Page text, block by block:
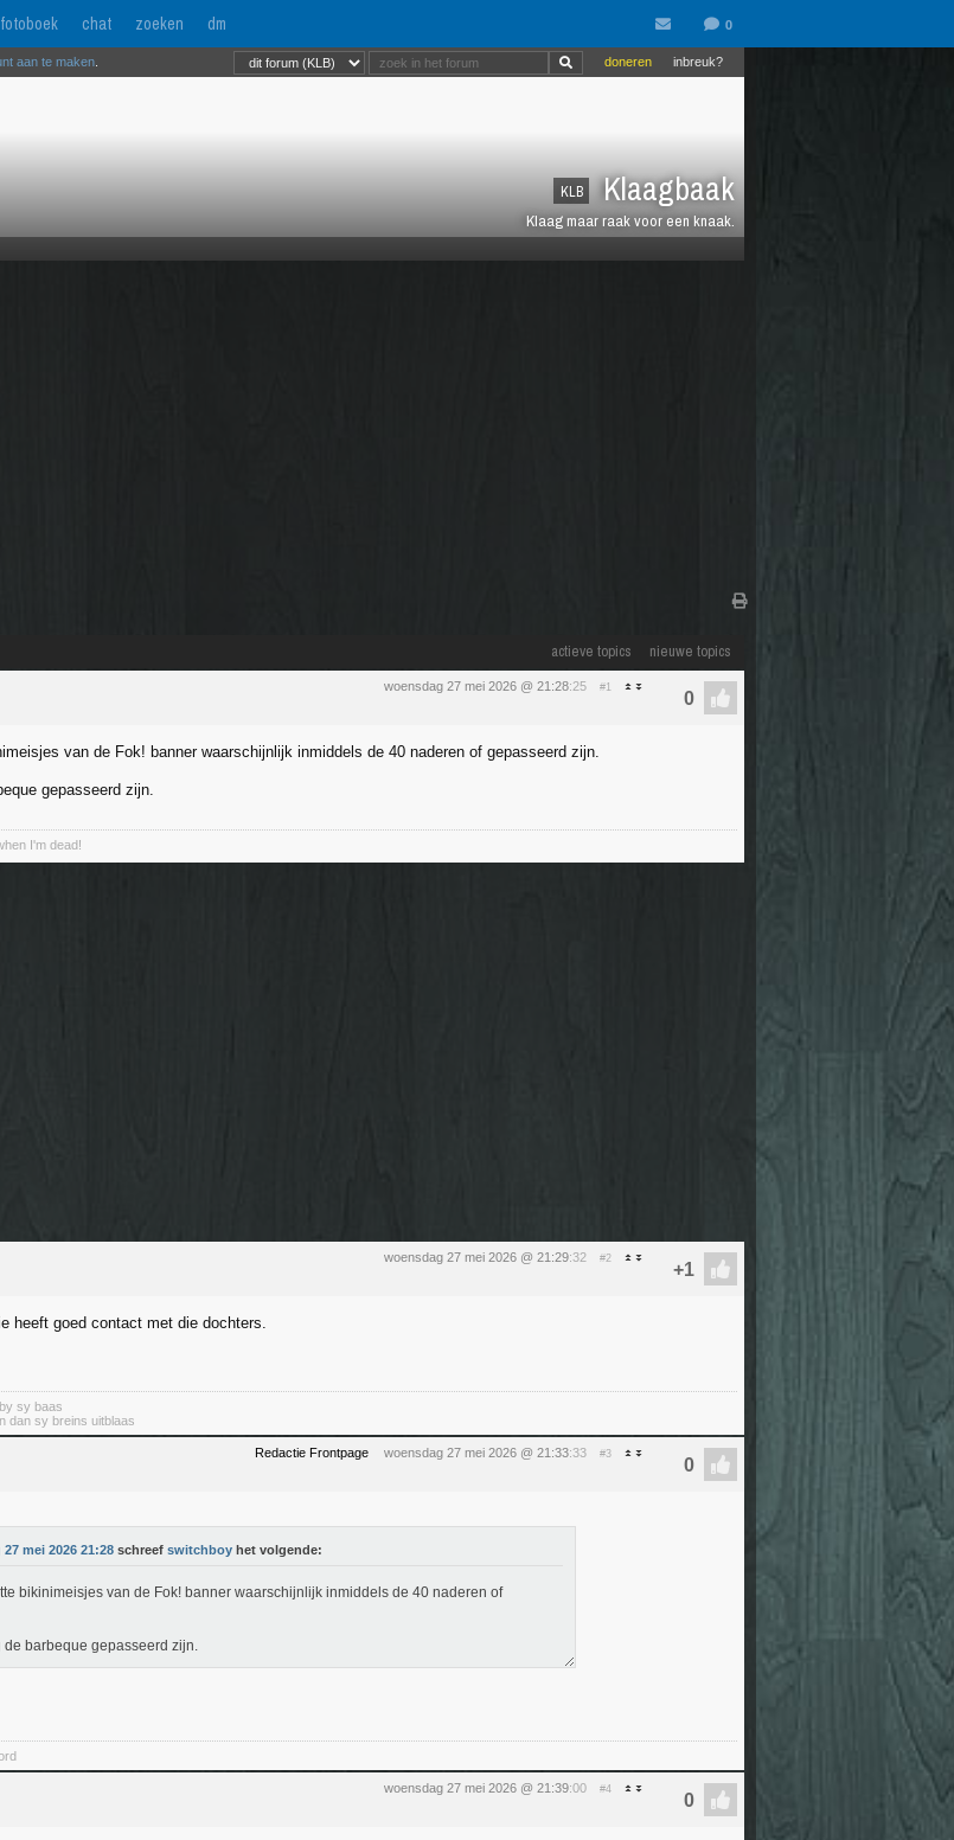
fotoboek chat zoeken dm
KLB Klaagbaak
Klaag maar raak voor een knaak.
inbreuk?
doneren
aan te maken
actieve topics nieuwe topics
woensdag 27 mei 2026 @ 21:28:25 #1
van de Fok! banner waarschijnlijk inmiddels de 40 naderen of gepasseerd zijn.
gepasseerd zijn.
I'm dead!
woensdag 27 mei 2026 @ 21:29:32 #2
heeft goed contact met die dochters.
sy baas
dan sy breins uitblaas
Redactie Frontpage woensdag 27 mei 2026 @ 21:33:33 #3
mei 2026 21:28 schreef switchboy het volgende:
bikinimeisjes van de Fok! banner waarschijnlijk inmiddels de 40 naderen of
de barbeque gepasseerd zijn.
woensdag 27 mei 2026 @ 21:39:00 #4